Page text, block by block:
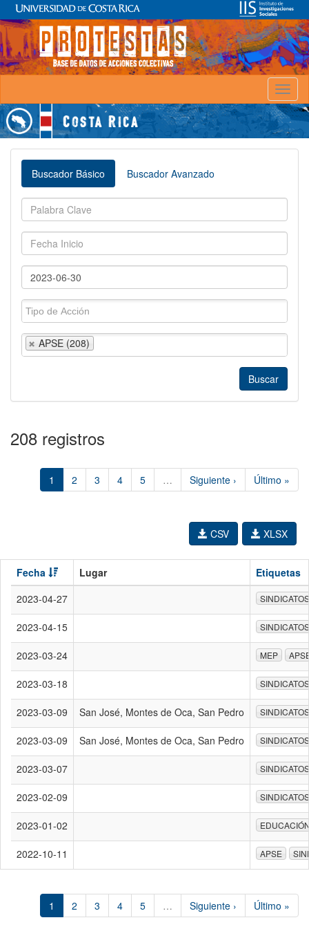
Buscador Básico Buscador Avanzado
APSE (208)
208 registros
1 2 3 4 5 … Siguiente › Último »
XLSX
CSV
Fecha Lugar
Etiquetas
2023-04-27
SINDICATOS
2023-04-15 SINDICATOS
2023-03-24 MEP
2023-03-18 SINDICATOS
2023-03-09 San José, Montes de Oca, San Pedro SINDICATOS
2023-03-09 San José, Montes de Oca, San Pedro SINDICATOS
2023-03-07 SINDICATOS
2023-02-09 SINDICATOS
2023-01-02
2022-10-11 APSE
1 2 3 4 5 … Siguiente › Último »